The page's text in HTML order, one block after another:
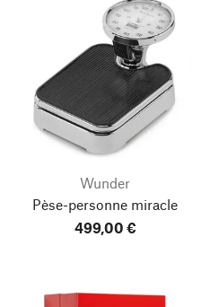
Wunder
Pèse-personne miracle
499,00 €